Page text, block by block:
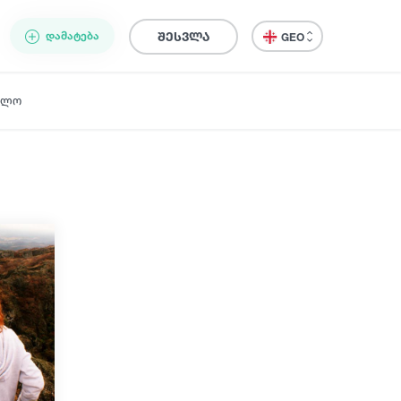
ᲓᲐᲛᲐᲢᲔᲑᲐ შესვლა GEO